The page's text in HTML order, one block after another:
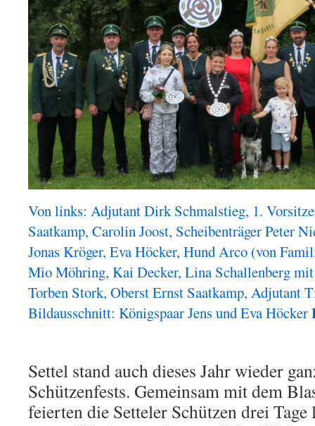
Von links: Adjutant Dirk Schmalstieg, 1.
Saatkamp, Carolin Joost, Scheibenträger Peter
Jonas Kröger, Eva Höcker, Hund Arco (von
Mio Möhring, Kai Decker, Lina Schallenberg mit
Torben Stork, Oberst Ernst Saatkamp, Adjutant
Bildausschnitt: Königspaar Jens und Eva Höcker
Settel stand auch dieses Jahr wieder
Schützenfests. Gemeinsam mit dem
feierten die Setteler Schützen drei